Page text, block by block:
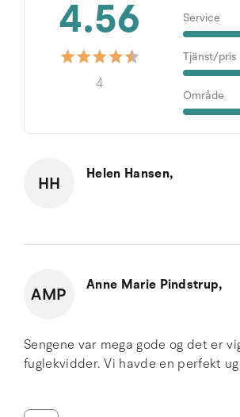
4.56
4
Service
Tjänst/pris
Område
HH Helen Hansen,
AMP Anne Marie Pindstrup,
Sengene var mega gode og det er
fuglekvidder. Vi havde en perfekt